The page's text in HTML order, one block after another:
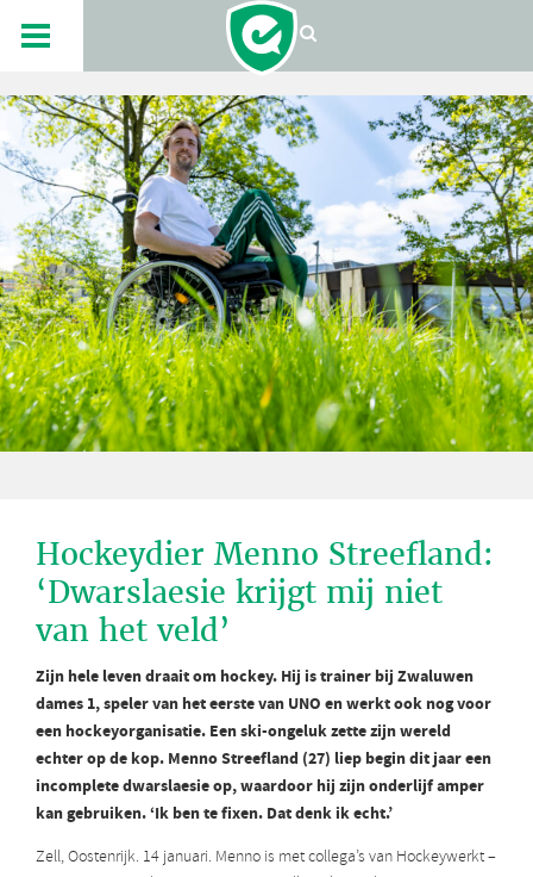
Hockeydier Menno Streefland:
‘Dwarslaesie krijgt mij niet
van het veld’
Zijn hele leven draait om hockey. Hij is trainer bij Zwaluwen
dames 1, speler van het eerste van UNO en werkt ook nog voor
een hockeyorganisatie. Een ski-ongeluk zette zijn wereld
echter op de kop. Menno Streefland (27) liep begin dit jaar een
incomplete dwarslaesie op, waardoor hij zijn onderlijf amper
kan gebruiken. ‘Ik ben te fixen. Dat denk ik echt.’
Zell, Oostenrijk. 14 januari. Menno is met collega’s van Hockeywerkt –